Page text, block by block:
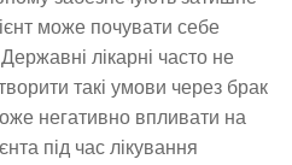
може почувати себе
лікарні часто не
такі умови через брак
негативно впливати на
під час лікування